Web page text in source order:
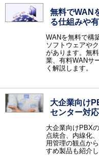
ビジネスプロセス
メール・FAX・SMS
マーケティング
データ蓄積・分析
無料でWAN
る仕組みや
WANを無料で構
ソフトウェアや
があります。無
業、有料WANサ
く解説します。
大企業向け
センター対
大企業向けPBX
点統合、内線化
用管理の観点か
すめ製品も紹介し